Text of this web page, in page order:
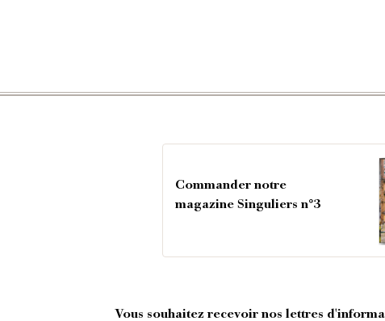
Commander notre
magazine Singuliers n°3
Vous souhaitez recevoir nos lettres